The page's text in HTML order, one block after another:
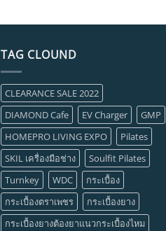
TAG CLOUND
CLEARANCE SALE 2022
DIAMOND Cafe
EV Charger
GMP
HOMEPRO LIVING EXPO
Pilates
SKIL เครื่องมือช่าง
Soulfit Pilates
Turnkey
WDC
กระเบื้อง
กระเบื้องตราเพชร
กระเบื้องยาง
กระเบื้องยางต้องยาแนวกระเบื้องไหม